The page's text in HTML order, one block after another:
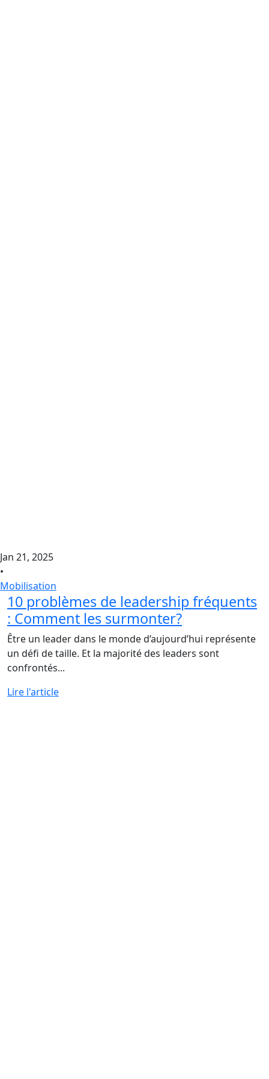
Jan 21, 2025
•
Mobilisation
10 problèmes de leadership fréquents
: Comment les surmonter?
Être un leader dans le monde d’aujourd’hui représente
un défi de taille. Et la majorité des leaders sont
confrontés...
Lire l'article